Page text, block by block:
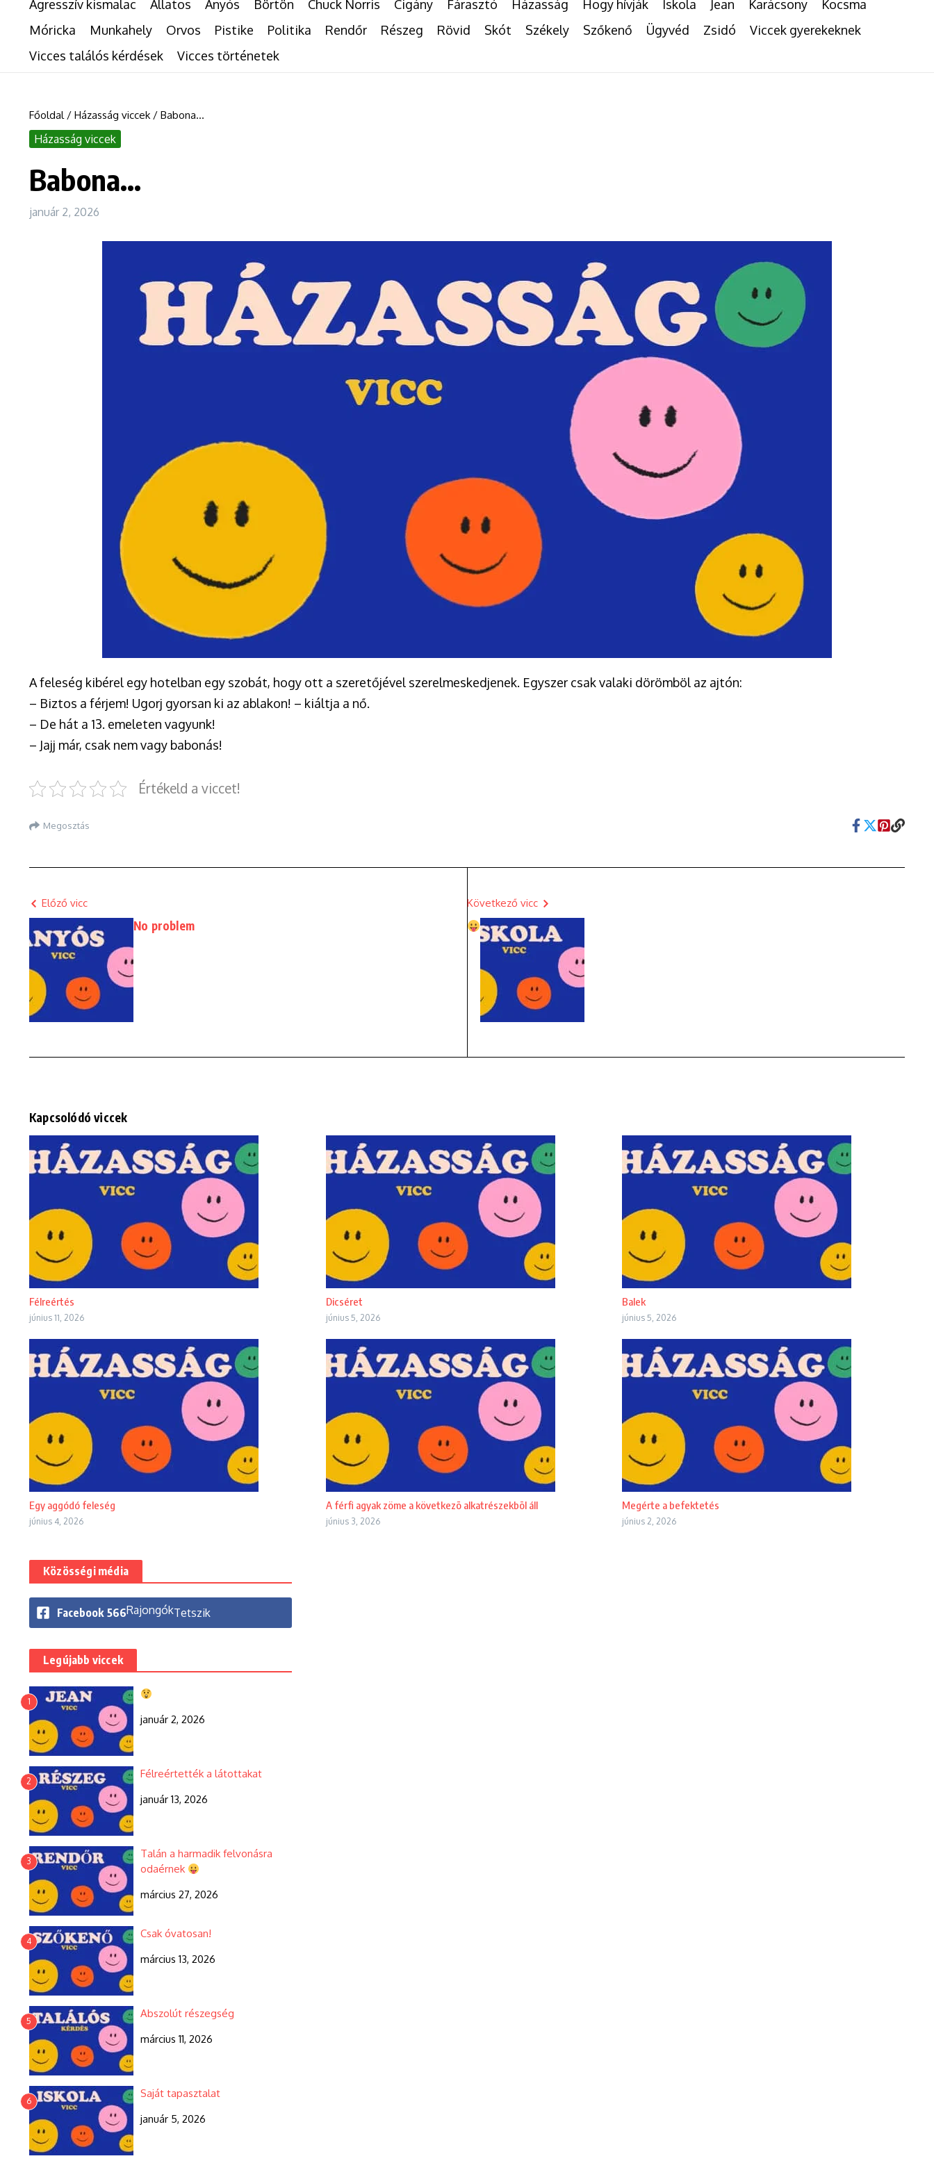
Agresszív kismalac Állatos Anyós Börtön Chuck Norris Cigány Fárasztó Házasság Hogy hívják Iskola Jean Karácsony
Kocsma
Móricka
Munkahely Orvos Pistike Politika Rendőr Részeg Rövid Skót Székely Szőkenő Ügyvéd Zsidó
Viccek gyerekeknek
Vicces találós kérdések
Vicces történetek
Főoldal/ Házasság viccek/ Babona…
Házasság viccek
Babona…
január 2, 2026
A feleség kibérel egy hotelban egy szobát, hogy ott a szeretőjével szerelmeskedjenek. Egyszer csak valaki dörömböl az ajtón:
– Biztos a férjem! Ugorj gyorsan ki az ablakon! – kiáltja a nő.
– De hát a 13. emeleten vagyunk!
– Jajj már, csak nem vagy babonás!
Értékeld a viccet!
Megosztás
Előző vicc
No problem
Következő vicc
Kapcsolódó viccek
Félreértés
június 11, 2026
Dicséret
június 5, 2026
Balek
június 5, 2026
Egy aggódó feleség
június 4, 2026
A férfi agyak zöme a következõ alkatrészekbõl áll
június 3, 2026
Megérte a befektetés
június 2, 2026
Közösségi média
Facebook 566RajongókTetszik
Legújabb viccek
1
január 2, 2026
2
Félreértették a látottakat
január 13, 2026
3
Talán a harmadik felvonásra
odaérnek
március 27, 2026
4
Csak óvatosan!
március 13, 2026
5
Abszolút részegség
március 11, 2026
6
Saját tapasztalat
január 5, 2026